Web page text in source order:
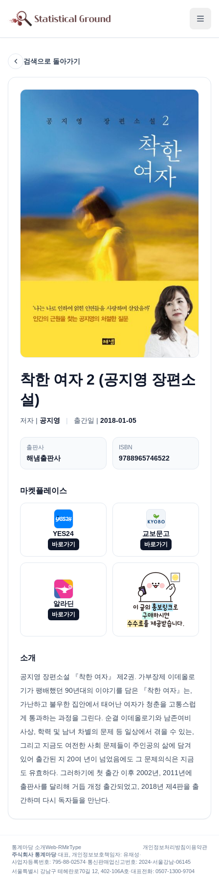
검색으로 돌아가기
착한 여자 2 (공지영 장편소
설)
저자 | 공지영 | 출간일 | 2018-01-05
출판사
해냄출판사
ISBN
9788965746522
마켓플레이스
YES24
바로가기
교보문고
바로가기
알라딘
바로가기
소개
공지영 장편소설 『착한 여자』 제2권. 가부장제 이데올로
기가 팽배했던 90년대의 이야기를 담은 『착한 여자』는,
가난하고 불우한 집안에서 태어난 여자가 청춘을 고통스럽
게 통과하는 과정을 그린다. 순결 이데올로기와 남존여비
사상, 학력 및 남녀 차별의 문제 등 일상에서 겪을 수 있는,
그리고 지금도 여전한 사회 문제들이 주인공의 삶에 담겨
있어 출간된 지 20여 년이 넘었음에도 그 문제의식은 지금
도 유효하다. 그러하기에 첫 출간 이후 2002년, 2011년에
출판사를 달리해 거듭 개정 출간되었고, 2018년 제4판을 출
간하며 다시 독자들을 만난다.
통계마당 소개Web-RMirType 개인정보처리방침이용약관
주식회사 통계마당·대표, 개인정보보호책임자: 유재성·
사업자등록번호: 795-88-02574·통신판매업신고번호: 2024-서울강남-06145
서울특별시 강남구 테헤란로70길 12, 402-106A호·대표전화: 0507-1300-9704